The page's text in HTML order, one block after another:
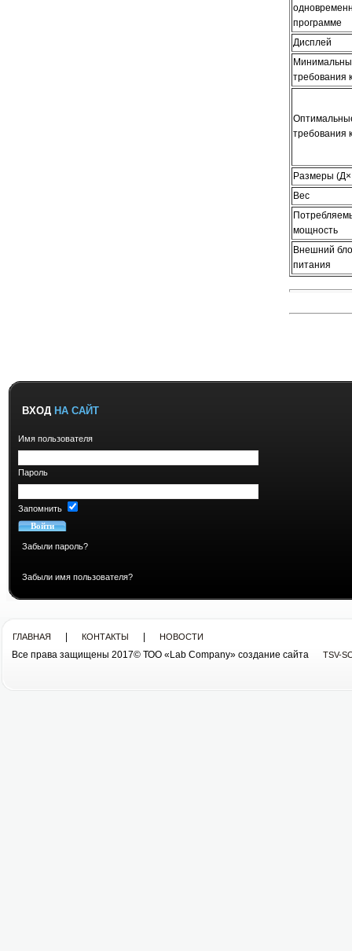
программе
Дисплей
требования
требования
Размеры
Вес
мощность
Внешний
питания
ВХОД НА САЙТ
Имя пользователя
Пароль
Запомнить
Забыли пароль?
Забыли имя пользователя?
ГЛАВНАЯ КОНТАКТЫ НОВОСТИ
Все права защищены 2017© ТОО «Lab Company» cоздание сайта TSV-